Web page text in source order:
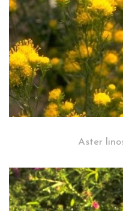
Aster